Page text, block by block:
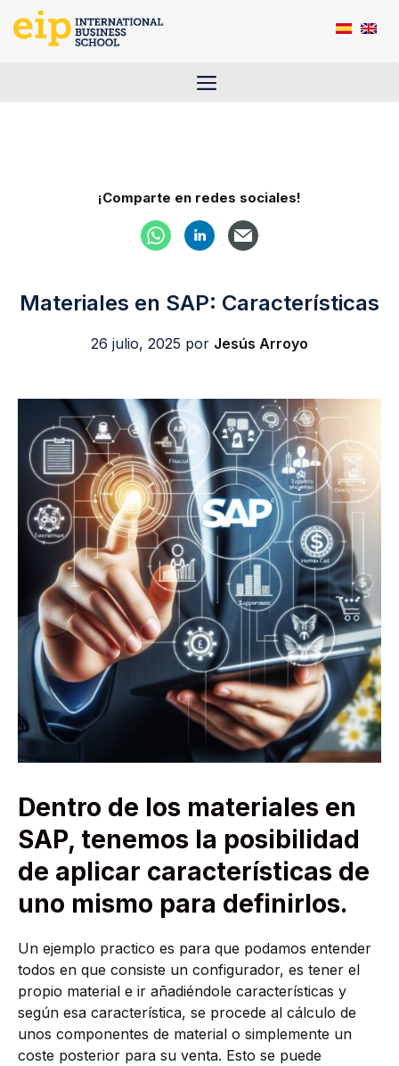
Saltar
Menú
¡Comparte en redes sociales!
Materiales en SAP: Características
26 julio, 2025 por Jesús Arroyo
Dentro de los materiales en
SAP, tenemos la posibilidad
de aplicar características de
uno mismo para definirlos.
Un ejemplo practico es para que podamos entender
todos en que consiste un configurador, es tener el
propio material e ir añadiéndole características y
según esa característica, se procede al cálculo de
unos componentes de material o simplemente un
coste posterior para su venta. Esto se puede